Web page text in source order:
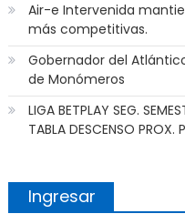
Air-e Intervenida
más competitivas.
Gobernador del
de Monómeros
LIGA BETPLAY SEG.
TABLA DESCENSO PROX.
Ingresar